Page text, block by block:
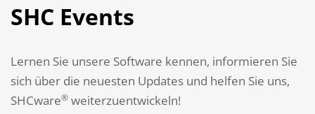
SHC Events
Lernen Sie unsere Software kennen, informieren Sie
sich über die neuesten Updates und helfen Sie uns,
SHCware® weiterzuentwickeln!